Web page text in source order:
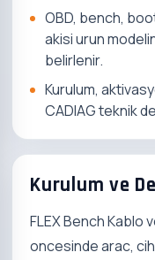
OBD, bench,
akisi urun
belirlenir.
Kurulum,
CADIAG teknik
Kurulum ve
FLEX Bench Kablo
oncesinde arac,